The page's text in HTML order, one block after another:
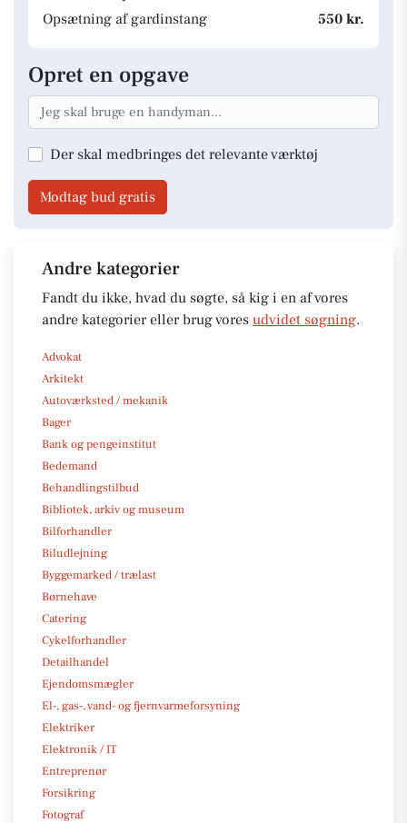
Opsætning af gardinstang
550 kr.
Opret en opgave
Der skal medbringes det relevante værktøj
Modtag bud gratis
Andre kategorier
Fandt du ikke, hvad du søgte, så kig i en af vores
andre kategorier eller brug vores udvidet søgning.
Advokat
Arkitekt
Autoværksted / mekanik
Bager
Bank og pengeinstitut
Bedemand
Behandlingstilbud
Bibliotek, arkiv og museum
Bilforhandler
Biludlejning
Byggemarked / trælast
Børnehave
Catering
Cykelforhandler
Detailhandel
Ejendomsmægler
El-, gas-, vand- og fjernvarmeforsyning
Elektriker
Elektronik / IT
Entreprenør
Forsikring
Fotograf